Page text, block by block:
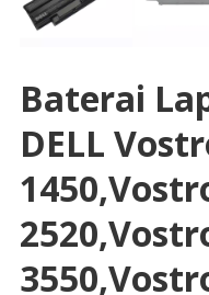
Baterai
DELL